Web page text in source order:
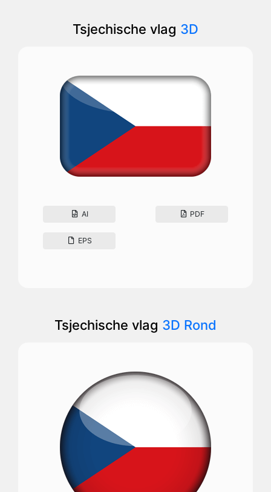
Tsjechische vlag 3D
AI PDF
EPS
Tsjechische vlag 3D Rond